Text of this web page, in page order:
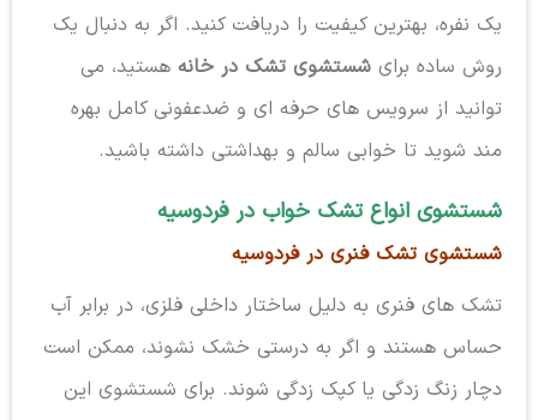
یک نفره، بهترین کیفیت را دریافت کنید. اگر به دنبال یک
روش ساده برای شستشوی تشک در خانههستید، می
توانید از سرویس های حرفه ای و ضدعفونی کامل بهره
مند شوید تا خوابی سالم و بهداشتی داشته باشید.
شستشوی انواع تشک خواب در فردوسیه
شستشوی تشک فنری در فردوسیه
تشک های فنری به دلیل ساختار داخلی فلزی، در برابر آب
حساس هستند و اگر به درستی خشک نشوند، ممکن است
دچار زنگ زدگی یا کپک زدگی شوند. برای شستشوی این